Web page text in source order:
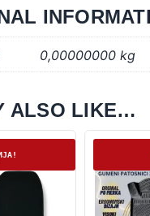
0,00000000 kg
ALSO LIKE…